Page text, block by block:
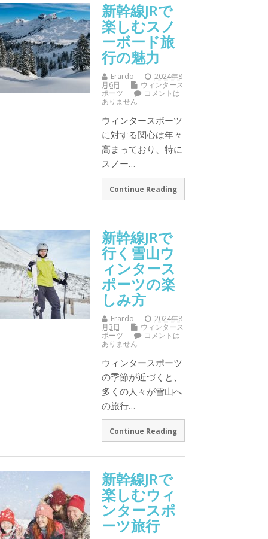
新幹線JRで
楽しむスノ
ーボード旅
行の魅力
Erardo
2024年8
月6日
ウィンタース
ポーツ
コメントは
ありません
ウィンタースポーツ
に対する関心は年々
高まっており、特に
スノー…
Continue Reading
新幹線JRで
行く雪山ウ
ィンタース
ポーツの楽
しみ方
Erardo
2024年8
月3日
ウィンタース
ポーツ
コメントは
ありません
ウィンタースポーツ
の季節が近づくと、
多くの人々が雪山へ
の旅行…
Continue Reading
新幹線JRで
楽しむウィ
ンタースポ
ーツ旅行